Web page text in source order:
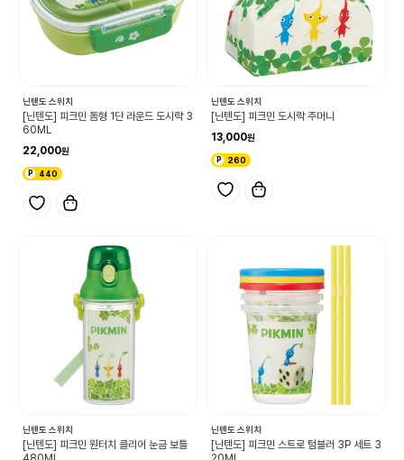
닌텐도 스위치
[닌텐도] 피크민 돔형 1단 라운드 도시락 3
60ML
22,000
440
닌텐도 스위치
[닌텐도] 피크민 도시락 주머니
13,000
260
닌텐도 스위치
[닌텐도] 피크민 원터치 클리어 눈금 보틀
닌텐도 스위치
[닌텐도] 피크민 스트로 텀블러 3P 세트 3